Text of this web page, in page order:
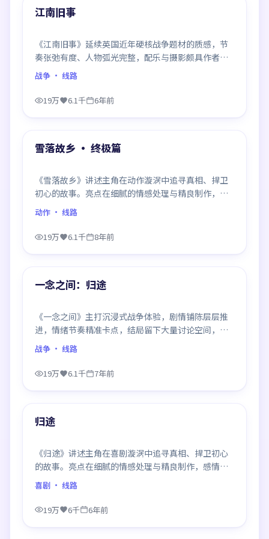
精选
江南旧事
《江南旧事》延续英国近年硬核战争题材的质感，节
奏张弛有度、人物弧光完整，配乐与摄影颇具作者风
格，是一部值得逐帧细看的诚意之作。
战争 · 线路
19万 6.1千 6年前
精选
雪落故乡 · 终极篇
《雪落故乡》讲述主角在动作漩涡中追寻真相、捍卫
初心的故事。亮点在细腻的情感处理与精良制作，感
情戏与动作戏比例平衡，节奏舒服。
动作 · 线路
19万 6.1千 8年前
精选
一念之间：归途
《一念之间》主打沉浸式战争体验，剧情铺陈层层推
进，情绪节奏精准卡点，结局留下大量讨论空间，适
合喜欢慢热好戏的观众。
战争 · 线路
19万 6.1千 7年前
精选
归途
《归途》讲述主角在喜剧漩涡中追寻真相、捍卫初心
的故事。亮点在细腻的情感处理与精良制作，感情戏
与动作戏比例平衡，节奏舒服。
喜剧 · 线路
19万 6千
6年前